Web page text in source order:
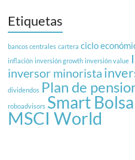
Etiquetas
bancos centrales cartera ciclo
inflación inversión growth inversión value
inversor minorista
dividendos Plan de
roboadvisors Smart
MSCI World